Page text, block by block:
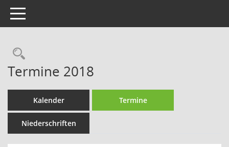
Toggle navigation
Rechercheauswahl
Termine 2018
Kalender Termine
Niederschriften